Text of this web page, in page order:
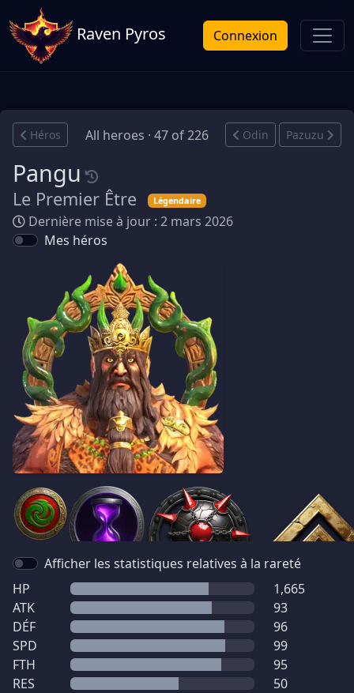
Raven Pyros Connexion
Héros All heroes · 47 of 226 Odin Pazuzu
Pangu
Le Premier Être Légendaire
Dernière mise à jour : 2 mars 2026
Mes héros
Afficher les statistiques relatives à la rareté
HP
1,665
ATK
93
DÉF
96
SPD
99
FTH
95
RES
50